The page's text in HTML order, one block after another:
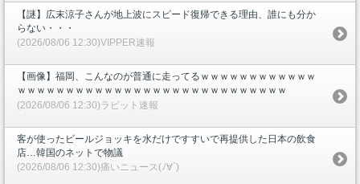
【謎】広末涼子さんが地上波にスピード復帰できる理由、誰にも分か
らない・・・
(2026/08/06 12:30)VIPPER速報
【画像】福岡、こんなのが普通に走ってるｗｗｗｗｗｗｗｗｗｗｗｗ
ｗｗｗｗｗｗｗｗｗｗｗｗｗｗｗｗｗｗｗｗｗｗｗｗｗｗｗｗ
(2026/08/06 12:30)ラビット速報
客が使ったビールジョッキを水だけですすいで再提供した日本の飲食
店…韓国のネットで物議
(2026/08/06 12:30)痛いニュース(ﾉ∀`)